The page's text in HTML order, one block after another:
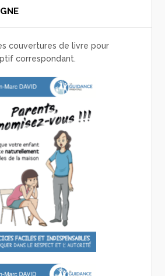
couvertures de livre pour
correspondant.